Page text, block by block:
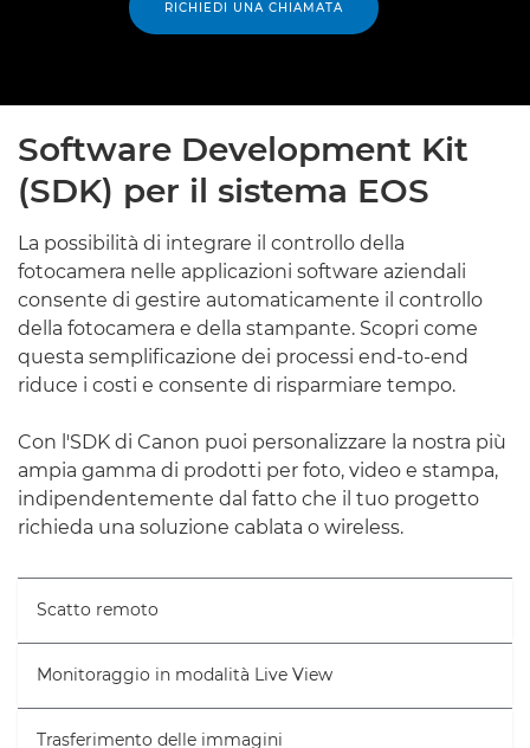
RICHIEDI UNA CHIAMATA
Software Development Kit
(SDK) per il sistema EOS
La possibilità di integrare il controllo della
fotocamera nelle applicazioni software aziendali
consente di gestire automaticamente il controllo
della fotocamera e della stampante. Scopri come
questa semplificazione dei processi end-to-end
riduce i costi e consente di risparmiare tempo.
Con l'SDK di Canon puoi personalizzare la nostra più
ampia gamma di prodotti per foto, video e stampa,
indipendentemente dal fatto che il tuo progetto
richieda una soluzione cablata o wireless.
Scatto remoto
Monitoraggio in modalità Live View
Trasferimento delle immagini